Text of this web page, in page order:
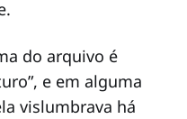
do arquivo é
e em alguma
vislumbrava há